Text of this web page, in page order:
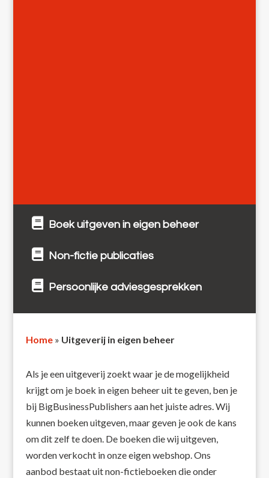
Boek uitgeven in eigen beheer
Non-fictie publicaties
Persoonlijke adviesgesprekken
Home» Uitgeverij in eigen beheer
Als je een uitgeverij zoekt waar je de mogelijkheid
krijgt om je boek in eigen beheer uit te geven, ben je
bij BigBusinessPublishers aan het juiste adres. Wij
kunnen boeken uitgeven, maar geven je ook de kans
om dit zelf te doen. De boeken die wij uitgeven,
worden verkocht in onze eigen webshop. Ons
aanbod bestaat uit non-fictieboeken die onder